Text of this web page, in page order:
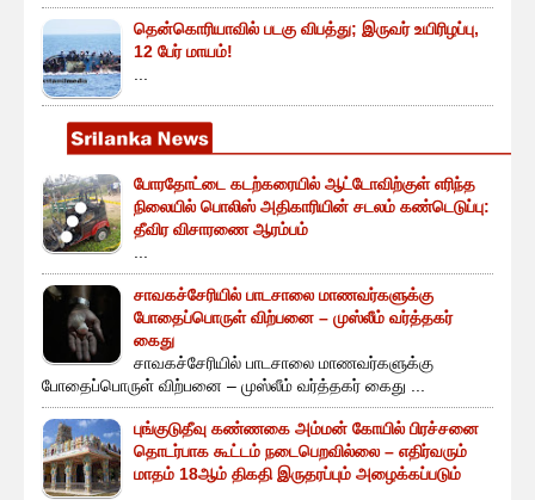
தென்கொரியாவில் படகு விபத்து; இருவர் உயிரிழப்பு,
12 பேர் மாயம்!
போரதோட்டை கடற்கரையில் ஆட்டோவிற்குள் எரிந்த
நிலையில் பொலிஸ் அதிகாரியின் சடலம் கண்டெடுப்பு:
தீவிர விசாரணை ஆரம்பம்
சாவகச்சேரியில் பாடசாலை மாணவர்களுக்கு
போதைப்பொருள் விற்பனை – முஸ்லீம் வர்த்தகர்
கைது
சாவகச்சேரியில் பாடசாலை மாணவர்களுக்கு
போதைப்பொருள் விற்பனை – முஸ்லீம் வர்த்தகர் கைது ...
புங்குடுதீவு கண்ணகை அம்மன் கோயில் பிரச்சனை
தொடர்பாக கூட்டம் நடைபெறவில்லை – எதிர்வரும்
மாதம் 18ஆம் திகதி இருதரப்பும் அழைக்கப்படும்